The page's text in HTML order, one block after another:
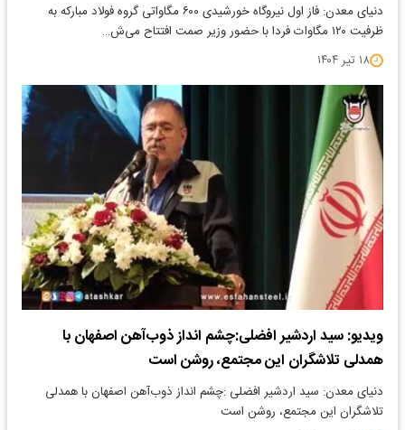
دنیای معدن: فاز اول نیروگاه خورشیدی ۶۰۰ مگاواتی گروه فولاد مبارکه به
ظرفیت ۱۲۰ مگاوات فردا با حضور وزیر صمت افتتاح می‌ش…
۱۸ تیر ۱۴۰۴
ویدیو: سید اردشیر افضلی:چشم انداز ذوب‌آهن اصفهان با
همدلی تلاشگران این مجتمع، روشن است
دنیای معدن: سید اردشیر افضلی :چشم انداز ذوب‌آهن اصفهان با همدلی
تلاشگران این مجتمع، روشن است